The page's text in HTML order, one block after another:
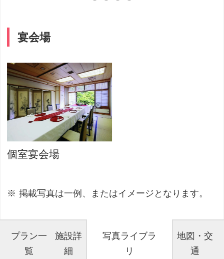
宴会場
個室宴会場
掲載写真は一例、またはイメージとなります。
プラン一
覧
施設詳
細
写真ライブラ
リ
地図・交
通